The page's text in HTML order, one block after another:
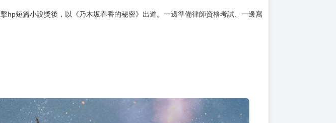
共度的「第一個夏天」，是不同於第一輪人生的青春洋溢歲月。然而，其中沒有
人生的天川日輪學姊──
hp短篇小說獎後，以《乃木坂春香的秘密》出道。一邊準備律師資格考試、一邊寫